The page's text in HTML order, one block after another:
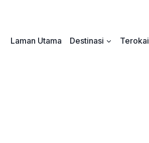
Laman Utama
Destinasi Terokai